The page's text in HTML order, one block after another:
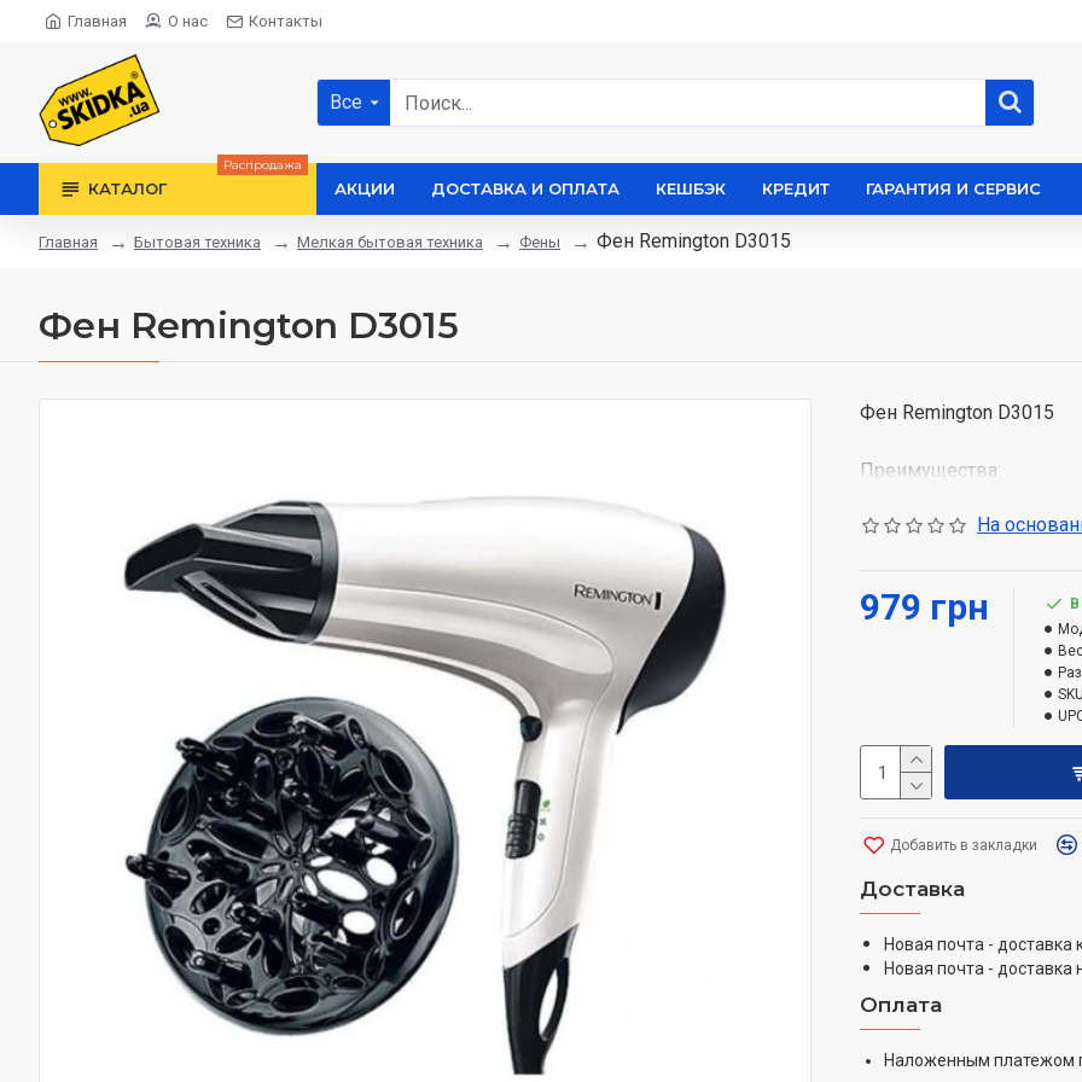
Главная О нас Контакты
Все
КАТАЛОГ
Распродажа
АКЦИИ ДОСТАВКА И ОПЛАТА КЕШБЭК КРЕДИТ ГАРАНТИЯ И СЕРВИС
Главная Бытовая техника Мелкая бытовая техника Фены Фен Remington D3015
Фен Remington D3015
Фен Remington D3015
Преимущества:
мощность 2000 Вт
равномерного
снятия статического
3 настройки
2 настройки скорости
концентратор
На
979 грн
Добавить в закладки
Доставка
Новая почта - доставка
Новая почта - доставка
Оплата
Наложенным платежом